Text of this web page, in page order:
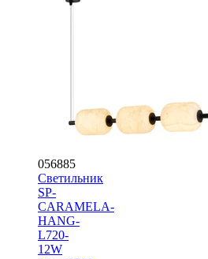
056885
Светильник
SP-
CARAMELA-
HANG-
L720-
12W